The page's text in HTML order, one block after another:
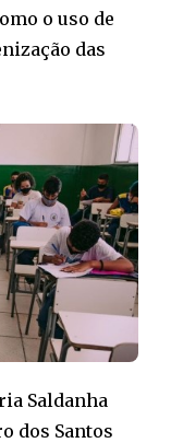
o uso de
das
Saldanha
dos Santos